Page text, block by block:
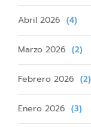
Abril 2026 (4)
Marzo 2026 (2)
Febrero 2026 (2)
Enero 2026 (3)